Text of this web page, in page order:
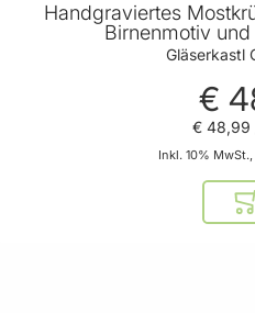
Handgraviertes
Birnenmotiv
Gläserkastl
€
Inkl. 10%
€ 48,99